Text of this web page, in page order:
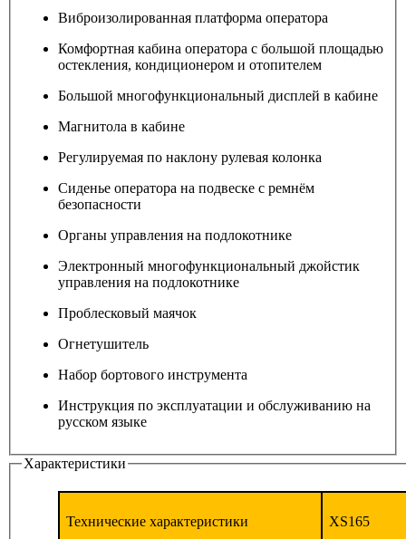
Виброизолированная платформа оператора
Комфортная кабина оператора с большой площадью
остекления, кондиционером и отопителем
Большой многофункциональный дисплей в кабине
Магнитола в кабине
Регулируемая по наклону рулевая колонка
Сиденье оператора на подвеске с ремнём
безопасности
Органы управления на подлокотнике
Электронный многофункциональный джойстик
управления на подлокотнике
Проблесковый маячок
Огнетушитель
Набор бортового инструмента
Инструкция по эксплуатации и обслуживанию на
русском языке
Характеристики
Технические характеристики XS165